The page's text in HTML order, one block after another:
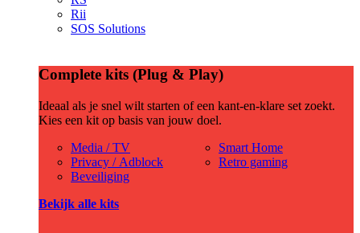
Rii
SOS Solutions
Complete kits (Plug & Play)
Ideaal als je snel wilt starten of een kant-en-klare set zoekt.
Kies een kit op basis van jouw doel.
Media / TV
Privacy / Adblock
Beveiliging
Smart Home
Retro gaming
Bekijk alle kits